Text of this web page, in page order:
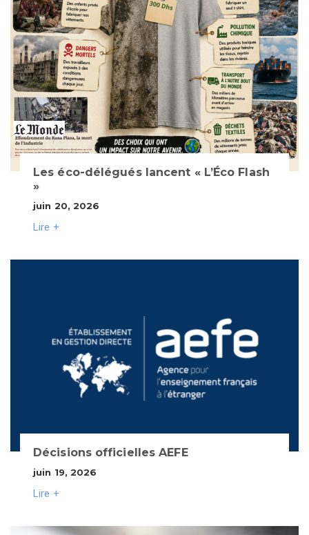
Les éco-délégués lancent « L’Éco Flash
»
juin 20, 2026
Lire +
Décisions officielles AEFE
juin 19, 2026
Lire +